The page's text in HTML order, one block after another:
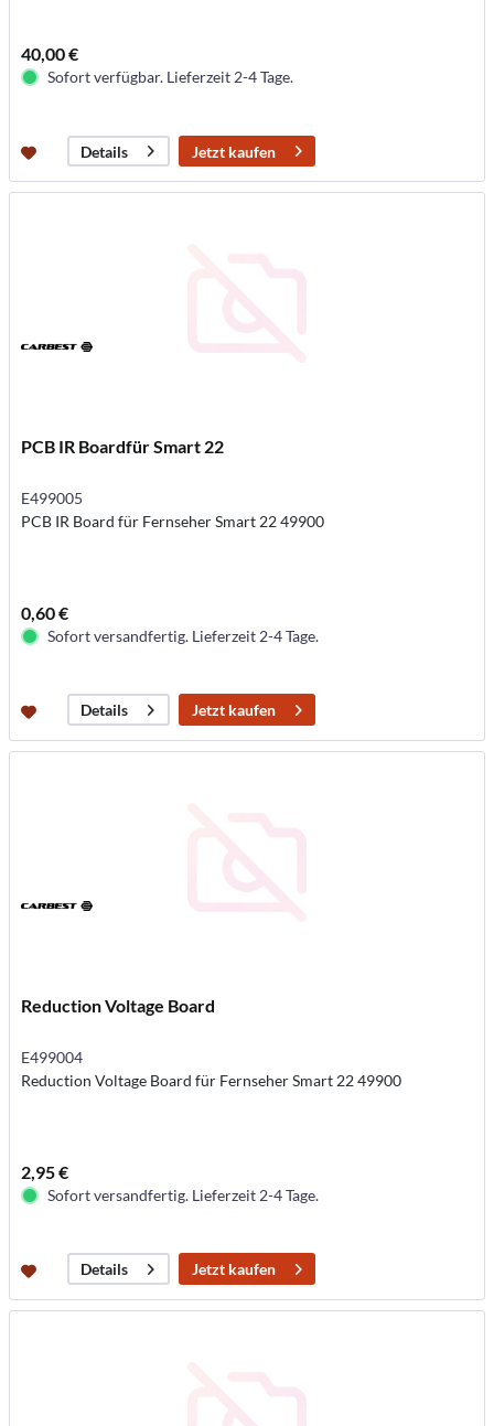
40,00 €
Sofort verfügbar. Lieferzeit 2-4 Tage.
Details Jetzt kaufen
PCB IR Boardfür Smart 22
E499005
PCB IR Board für Fernseher Smart 22 49900
0,60 €
Sofort versandfertig. Lieferzeit 2-4 Tage.
Details Jetzt kaufen
Reduction Voltage Board
E499004
Reduction Voltage Board für Fernseher Smart 22 49900
2,95 €
Sofort versandfertig. Lieferzeit 2-4 Tage.
Details Jetzt kaufen